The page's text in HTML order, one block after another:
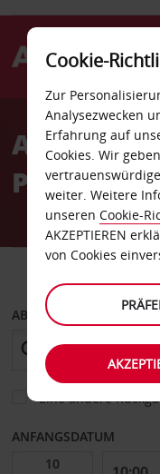
Avis
ABHOLEN VON
Eine andere
ANFANGSDATUM
Cookie-
Zur
Analysezwecken
Erfahrung auf
Cookies. Wir
weiter. Weitere
unseren Cookie-
AKZEPTIEREN
von Cookies